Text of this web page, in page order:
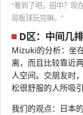
“看到了吧，田中？现
局板球玩完嘛。”
D区：中间几
Mizuki的分析：坐
离，而且比较靠近
人空间。交朋友时
松很舒服的人所吸引
我们的观点：日本